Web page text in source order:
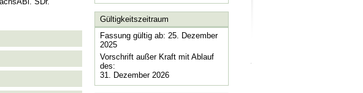
SDr.
Gültigkeitszeitraum
Fassung gültig ab: 25. Dezember
2025
Vorschrift außer Kraft mit Ablauf
des:
31. Dezember 2026